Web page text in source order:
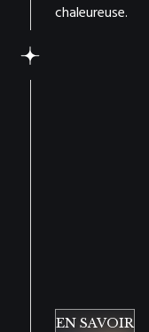
EN SAVOIR
chaleureuse.